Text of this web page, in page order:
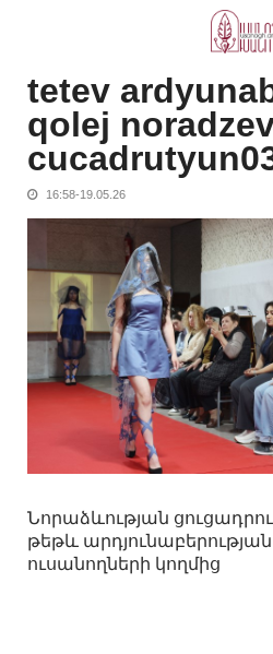
tetev
qolej
16:58-19.05.26
Նորաձևության
թեթև
ուսանողների կողմից